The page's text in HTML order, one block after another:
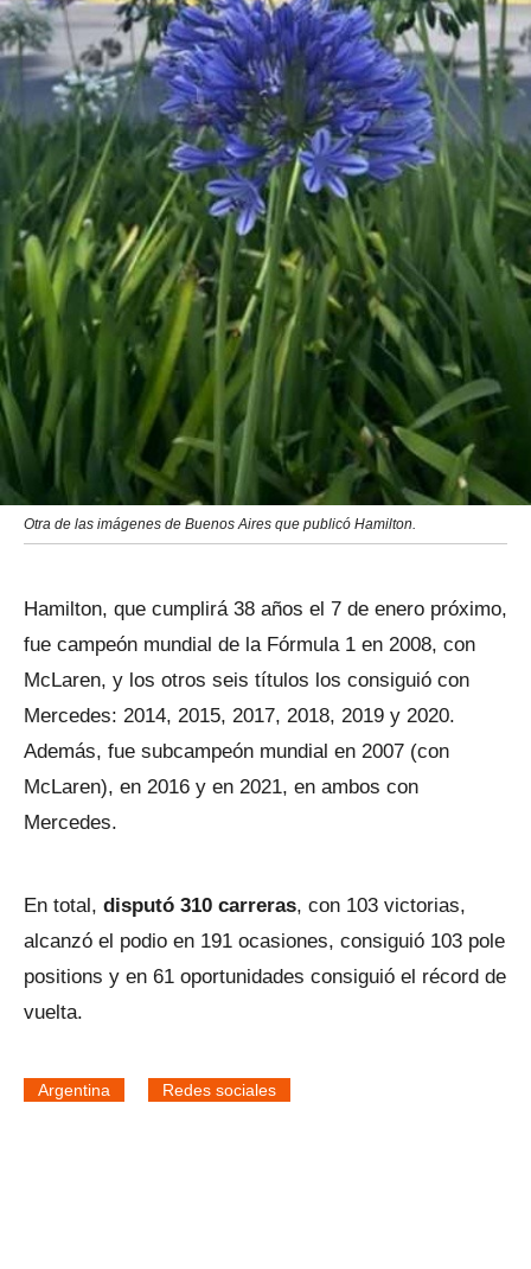
Otra de las imágenes de Buenos Aires que publicó Hamilton.
Hamilton, que cumplirá 38 años el 7 de enero próximo,
fue campeón mundial de la Fórmula 1 en 2008, con
McLaren, y los otros seis títulos los consiguió con
Mercedes: 2014, 2015, 2017, 2018, 2019 y 2020.
Además, fue subcampeón mundial en 2007 (con
McLaren), en 2016 y en 2021, en ambos con
Mercedes.
En total, disputó 310 carreras, con 103 victorias,
alcanzó el podio en 191 ocasiones, consiguió 103 pole
positions y en 61 oportunidades consiguió el récord de
vuelta.
Argentina Redes sociales